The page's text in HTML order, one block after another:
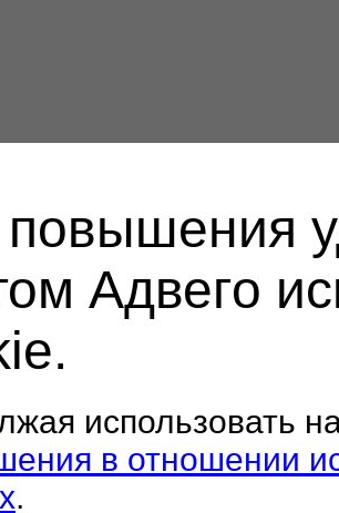
Адвего
использовать
в отношении
.